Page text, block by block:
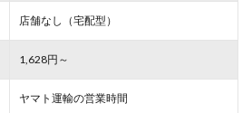
店舗なし（宅配型）
1,628円～
ヤマト運輸の営業時間